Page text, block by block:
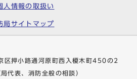
人情報の取扱い
局サイトマップ
押小路通河原町西入榎木町450の2
局代表、消防全般の相談）